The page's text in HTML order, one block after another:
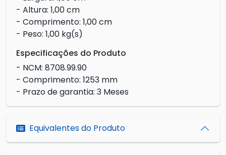
- Altura: 1,00 cm
- Comprimento: 1,00 cm
- Peso: 1,00 kg(s)
Especificações do Produto
- NCM: 8708.99.90
- Comprimento: 1253 mm
- Prazo de garantia: 3 Meses
Equivalentes do Produto